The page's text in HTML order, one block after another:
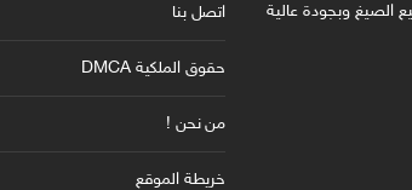
الصيغ وبجودة عالية
اتصل بنا
حقوق الملكية DMCA
من نحن !
خريطة الموقع